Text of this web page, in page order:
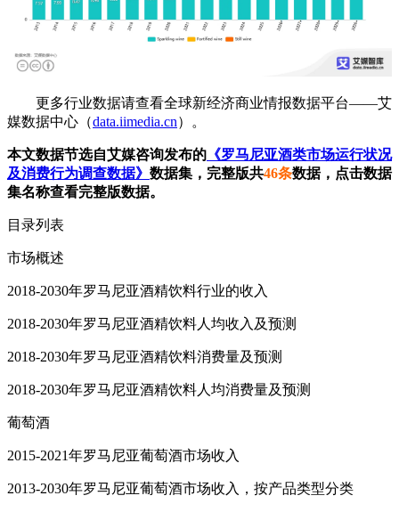
更多行业数据请查看全球新经济商业情报数据平台——艾
媒数据中心（data.iimedia.cn）。
本文数据节选自艾媒咨询发布的 《罗马尼亚酒类市场运行状况
及消费行为调查数据》 数据集，完整版共46条数据，点击数据
集名称查看完整版数据。
目录列表
市场概述
2018-2030年罗马尼亚酒精饮料行业的收入
2018-2030年罗马尼亚酒精饮料人均收入及预测
2018-2030年罗马尼亚酒精饮料消费量及预测
2018-2030年罗马尼亚酒精饮料人均消费量及预测
葡萄酒
2015-2021年罗马尼亚葡萄酒市场收入
2013-2030年罗马尼亚葡萄酒市场收入，按产品类型分类